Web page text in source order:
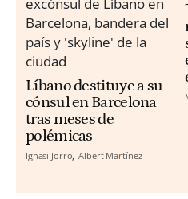
Líbano destituye a su
cónsul en Barcelona
tras meses de
polémicas
Ignasi Jorro Albert Martínez